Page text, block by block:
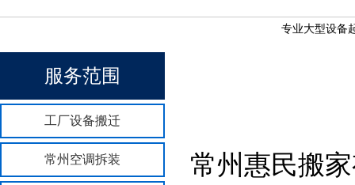
专业大型设备
服务范围
工厂设备搬迁
常州空调拆装
常州惠民搬